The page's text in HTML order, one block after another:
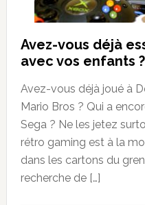
Avez-vous déjà
avec vos enfants ?
Avez-vous déjà joué à
Mario Bros ? Qui a
Sega ? Ne les jetez
rétro gaming est à la
dans les cartons du
recherche de […]